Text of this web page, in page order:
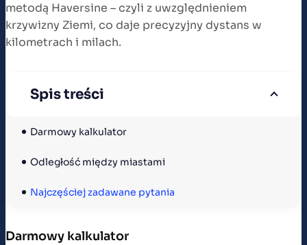
metodą Haversine – czyli z uwzględnieniem
krzywizny Ziemi, co daje precyzyjny dystans w
kilometrach i milach.
Spis treści
Darmowy kalkulator
Odległość między miastami
Najczęściej zadawane pytania
Darmowy kalkulator